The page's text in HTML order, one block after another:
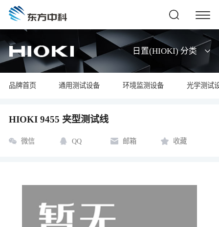
日置(HIOKI) 分类
品牌首页 通用测试设备 环境监测设备 光学测试
HIOKI 9455 夹型测试线
微信 QQ 邮箱 收藏